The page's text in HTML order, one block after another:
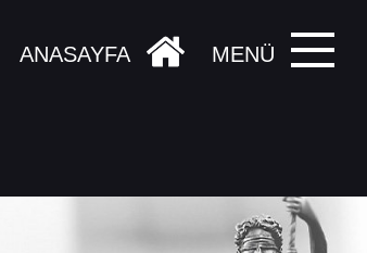
MENÜ
ANASAYFA